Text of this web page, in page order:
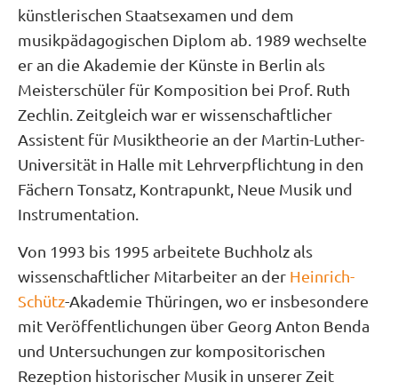
künstlerischen Staatsexamen und dem
musikpädagogischen Diplom ab. 1989 wechselte
er an die Akademie der Künste in Berlin als
Meisterschüler für Komposition bei Prof. Ruth
Zechlin. Zeitgleich war er wissenschaftlicher
Assistent für Musiktheorie an der Martin-Luther-
Universität in Halle mit Lehrverpflichtung in den
Fächern Tonsatz, Kontrapunkt, Neue Musik und
Instrumentation.
Von 1993 bis 1995 arbeitete Buchholz als
wissenschaftlicher Mitarbeiter an der Heinrich-
Schütz-Akademie Thüringen, wo er insbesondere
mit Veröffentlichungen über Georg Anton Benda
und Untersuchungen zur kompositorischen
Rezeption historischer Musik in unserer Zeit